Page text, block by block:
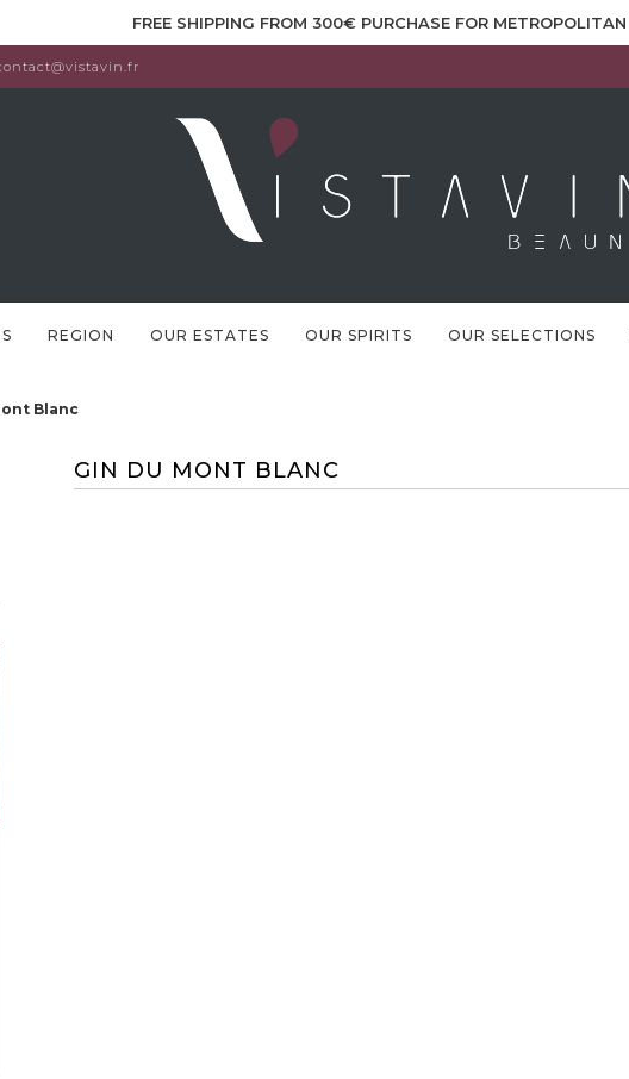
FREE SHIPPING FROM 300€ PURCHASE FOR
REGION OUR ESTATES OUR SPIRITS OUR SELECTIONS
Blanc
GIN DU MONT BLANC